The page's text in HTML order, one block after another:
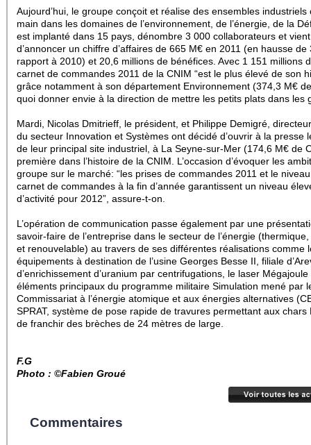
Aujourd’hui, le groupe conçoit et réalise des ensembles industriels
main dans les domaines de l’environnement, de l’énergie, de la
est implanté dans 15 pays, dénombre 3 000 collaborateurs et vient
d’annoncer un chiffre d’affaires de 665 M€ en 2011 (en hausse de
rapport à 2010) et 20,6 millions de bénéfices. Avec 1 151 millions
carnet de commandes 2011 de la CNIM “est le plus élevé de son
grâce notamment à son département Environnement (374,3 M€
quoi donner envie à la direction de mettre les petits plats dans les
Mardi, Nicolas Dmitrieff, le président, et Philippe Demigré,
du secteur Innovation et Systèmes ont décidé d’ouvrir à la presse
de leur principal site industriel, à La Seyne-sur-Mer (174,6 M€ de
première dans l’histoire de la CNIM. L’occasion d’évoquer les
groupe sur le marché: “les prises de commandes 2011 et le
carnet de commandes à la fin d’année garantissent un niveau
d’activité pour 2012”, assure-t-on.
L’opération de communication passe également par une
savoir-faire de l’entreprise dans le secteur de l’énergie
et renouvelable) au travers de ses différentes réalisations comme
équipements à destination de l’usine Georges Besse II, filiale
d’enrichissement d’uranium par centrifugations, le laser
éléments principaux du programme militaire Simulation mené par
Commissariat à l’énergie atomique et aux énergies alternatives
SPRAT, système de pose rapide de travures permettant aux chars
de franchir des brèches de 24 mètres de large.
F.G
Photo : ©Fabien Groué
Commentaires